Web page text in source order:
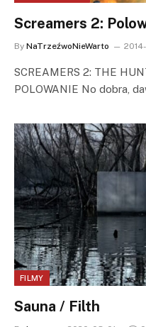
Screamers 2:
By NaTrzeźwoNieWarto
SCREAMERS 2: THE
POLOWANIE No dobra,
FILMY
Sauna / Filth